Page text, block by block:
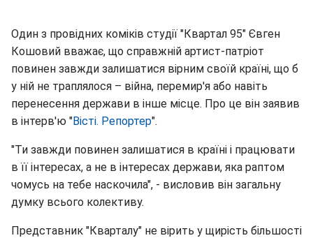
Один з провідних коміків студії "Квартал 95" Євген
Кошовий вважає, що справжній артист-патріот
повинен завжди залишатися вірним своїй країні, що б
у ній не траплялося – війна, перемир'я або навіть
перенесення держави в інше місце. Про це він заявив
в інтерв'ю "Вісті. Репортер".
"Ти завжди повинен залишатися в країні і працювати
в її інтересах, а не в інтересах держави, яка раптом
чомусь на тебе наскочила", - висловив він загальну
думку всього колективу.
Представник "Кварталу" не вірить у щирість більшості